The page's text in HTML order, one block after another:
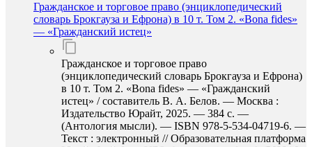
Гражданское и торговое право (энциклопедический
словарь Брокгауза и Ефрона) в 10 т. Том 2. «Bona fides»
— «Гражданский истец»
Гражданское и торговое право
(энциклопедический словарь Брокгауза и Ефрона)
в 10 т. Том 2. «Bona fides» — «Гражданский
истец» / составитель В. А. Белов. — Москва :
Издательство Юрайт, 2025. — 384 с. —
(Антология мысли). — ISBN 978-5-534-04719-6. —
Текст : электронный // Образовательная платформа